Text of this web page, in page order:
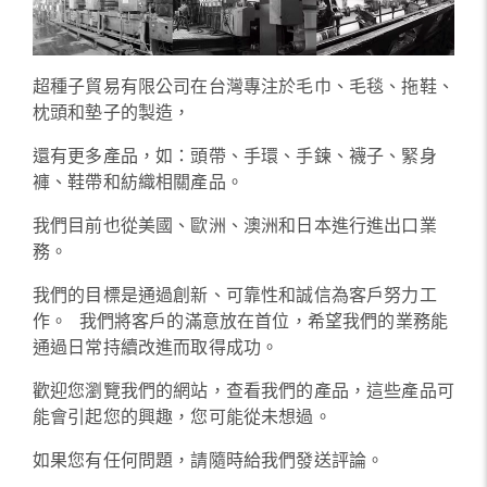
超種子貿易有限公司在台灣專注於毛巾、毛毯、拖鞋、
枕頭和墊子的製造，
還有更多產品，如：頭帶、手環、手鍊、襪子、緊身
褲、鞋帶和紡織相關產品。
我們目前也從美國、歐洲、澳洲和日本進行進出口業
務。
我們的目標是通過創新、可靠性和誠信為客戶努力工
作。 我們將客戶的滿意放在首位，希望我們的業務能
通過日常持續改進而取得成功。
歡迎您瀏覽我們的網站，查看我們的產品，這些產品可
能會引起您的興趣，您可能從未想過。
如果您有任何問題，請隨時給我們發送評論。